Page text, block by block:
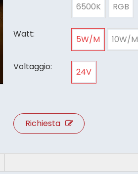
6500K RGB
Watt: 5W/M 10W/M
Voltaggio: 24V
Richiesta